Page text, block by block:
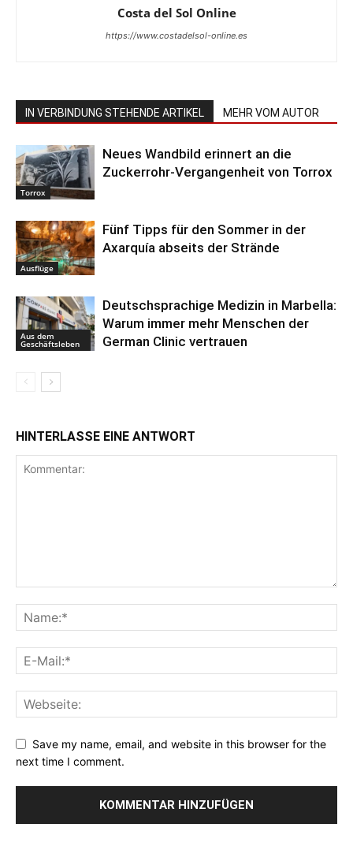
Costa del Sol Online
https://www.costadelsol-online.es
IN VERBINDUNG STEHENDE ARTIKEL MEHR VOM AUTOR
Torrox
Neues Wandbild erinnert an die
Zuckerrohr-Vergangenheit von Torrox
Ausflüge
Fünf Tipps für den Sommer in der
Axarquía abseits der Strände
Aus dem
Geschäftsleben
Deutschsprachige Medizin in Marbella:
Warum immer mehr Menschen der
German Clinic vertrauen
HINTERLASSE EINE ANTWORT
Save my name, email, and website in this browser for the
next time I comment.